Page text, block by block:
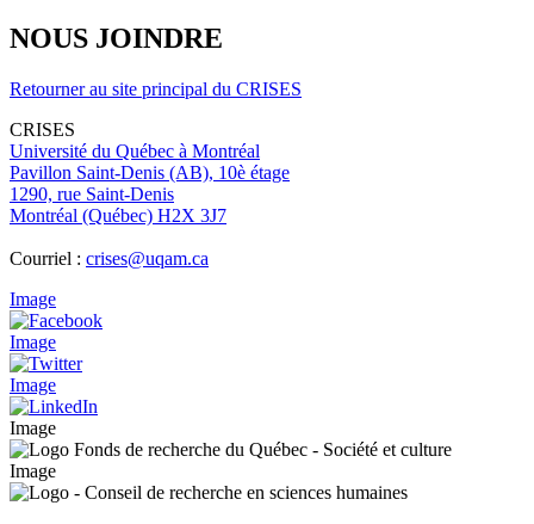
NOUS JOINDRE
Retourner au site principal du CRISES
CRISES
Université du Québec à Montréal
Pavillon Saint-Denis (AB), 10è étage
1290, rue Saint-Denis
Montréal (Québec) H2X 3J7
Courriel : crises@uqam.ca
Image
Image
Image
Image
Image